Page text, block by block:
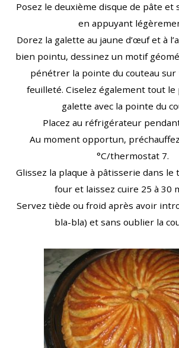
Posez le deuxième disque de pâte et
en appuyant
Dorez la galette au jaune d’œuf et à
bien pointu, dessinez un motif
pénétrer la pointe du couteau sur
feuilleté. Ciselez également tout
galette avec la pointe du
Placez au réfrigérateur
Au moment opportun,
°C/thermostat 7.
Glissez la plaque à pâtisserie dans
four et laissez cuire 25 à 30
Servez tiède ou froid après avoir
bla-bla) et sans oublier la